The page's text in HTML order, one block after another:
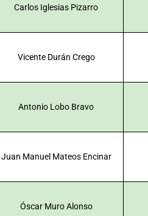
Carlos Iglesias Pizarro
Vicente Durán Crego
Antonio Lobo Bravo
Juan Manuel Mateos Encinar
Óscar Muro Alonso